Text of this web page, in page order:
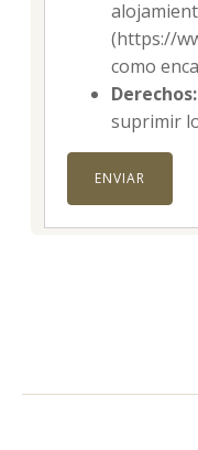
(https://
como
Derechos:
suprimir